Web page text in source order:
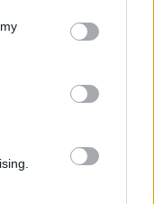
You may click to
third-party tags to
in below Google